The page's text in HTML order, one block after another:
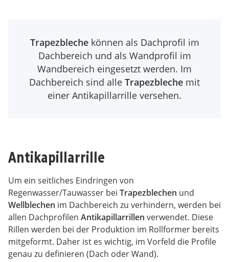
Trapezbleche können als Dachprofil im
Dachbereich und als Wandprofil im
Wandbereich eingesetzt werden. Im
Dachbereich sind alle Trapezbleche mit
einer Antikapillarrille versehen.
Antikapillarrille
Um ein seitliches Eindringen von
Regenwasser/Tauwasser bei Trapezblechen und
Wellblechen im Dachbereich zu verhindern, werden bei
allen Dachprofilen Antikapillarrillen verwendet. Diese
Rillen werden bei der Produktion im Rollformer bereits
mitgeformt. Daher ist es wichtig, im Vorfeld die Profile
genau zu definieren (Dach oder Wand).